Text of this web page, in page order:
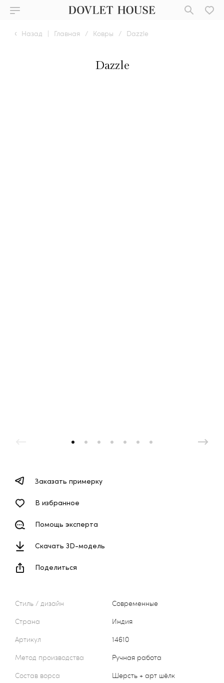
Назад | Главная / Ковры / Dazzle
Dazzle
Стиль / дизайн
Современные
Страна
Индия
Артикул
14610
Метод производства
Ручная работа
Состав ворса
Шерсть + арт шёлк
Заказать примерку
В избранное
Помощь эксперта
Скачать 3D-модель
Поделиться